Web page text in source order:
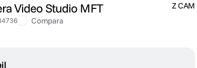
Video Studio MFT
Compara
Z CAM